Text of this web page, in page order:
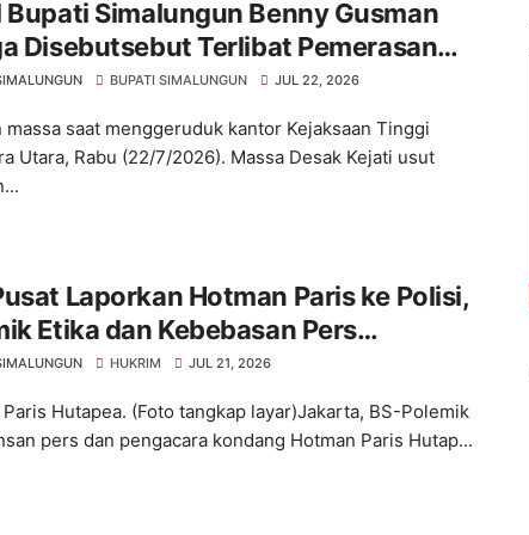
Bupati Simalungun Benny Gusman
Disebutsebut Terlibat Pemerasan
SPPG di Kabupaten Simalungun
BUPATI SIMALUNGUN JUL 22, 2026
massa saat menggeruduk kantor Kejaksaan Tinggi
Utara, Rabu (22/7/2026). Massa Desak Kejati usut
Laporkan Hotman Paris ke Polisi,
Etika dan Kebebasan Pers
HUKRIM JUL 21, 2026
Hutapea. (Foto tangkap layar)Jakarta, BS-Polemik
pers dan pengacara kondang Hotman Paris Hutap...